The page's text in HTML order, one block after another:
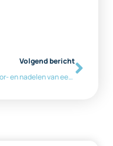
Volgend bericht
De voor- en nadelen van een ANBI-status